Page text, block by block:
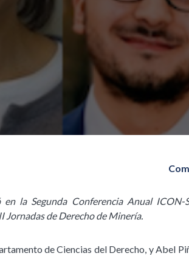
la Segunda Conferencia Anual
Jornadas de Derecho de Minería.
de Ciencias del Derecho, y Abel